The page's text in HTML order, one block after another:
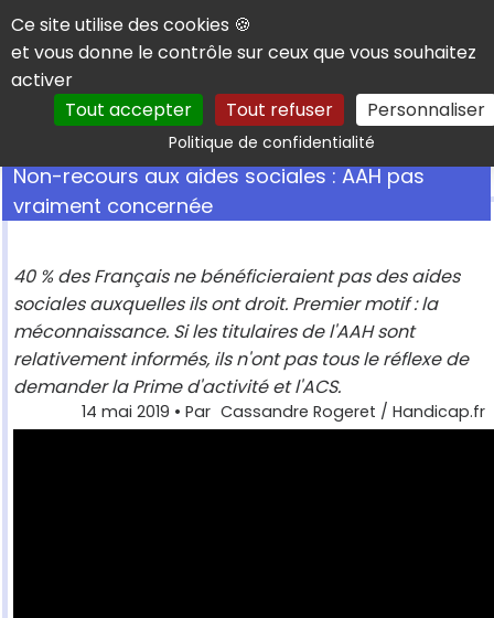
Panneau de gestion des cookies
Ce site utilise des cookies 🍪
et vous donne le contrôle sur ceux que vous souhaitez
activer
Tout accepter
Tout refuser Personnaliser
Politique de confidentialitéRechercher
Non-recours aux aides sociales : AAH pas
vraiment concernée
40 % des Français ne bénéficieraient pas des aides
sociales auxquelles ils ont droit. Premier motif : la
méconnaissance. Si les titulaires de l'AAH sont
relativement informés, ils n'ont pas tous le réflexe de
demander la Prime d'activité et l'ACS.
14 mai 2019 • Par Cassandre Rogeret / Handicap.fr